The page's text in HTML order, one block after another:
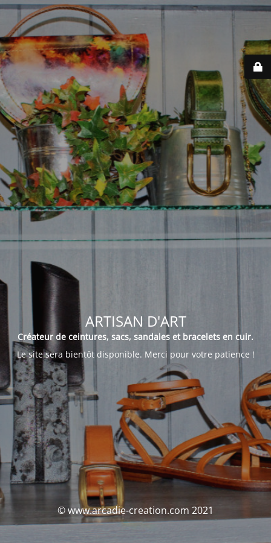
ARTISAN D'ART
Créateur de ceintures, sacs, sandales et bracelets en cuir.
Le site sera bientôt disponible. Merci pour votre patience !
© www.arcadie-creation.com 2021